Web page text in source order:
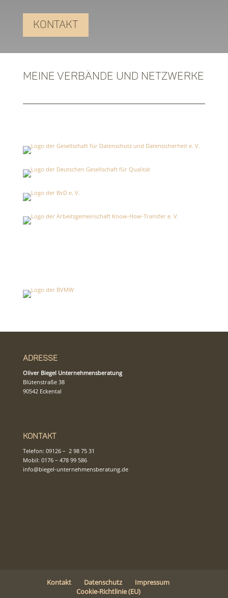
Kontakt
Meine Verbände und Netzwerke
Adresse
Oliver Biegel Unternehmensberatung
Blütenstraße 38
90542 Eckental
Kontakt
Telefon: 09126 – 2 98 75 31
Mobil: 0176 – 478 99 586
info@biegel-unternehmensberatung.de
Kontakt Datenschutz
Impressum
Cookie-Richtlinie (EU)